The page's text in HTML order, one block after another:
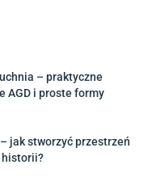
– praktyczne
AGD i proste formy
jak stworzyć przestrzeń
historii?